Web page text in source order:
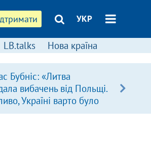
УКР
LB.talks Нова країна
Бубніс: «Литва
вибачень від Польщі.
Україні варто було
так само»